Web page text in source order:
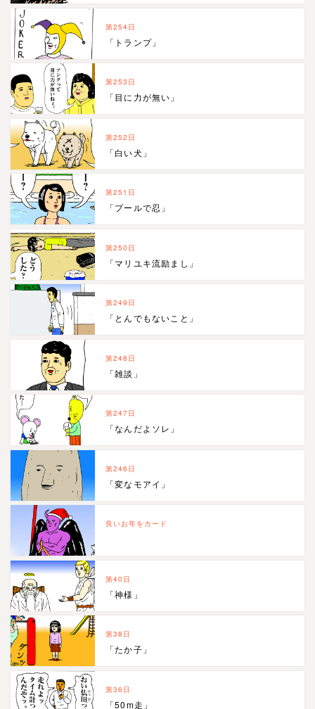
第254日
「トランプ」
第253日
「目に力が無い」
第252日
「白い犬」
第251日
「プールで忍」
第250日
「マリユキ流励まし」
第249日
「とんでもないこと」
第248日
「雑談」
第247日
「なんだよソレ」
第246日
「変なモアイ」
良いお年をカード
第40日
「神様」
第38日
「たか子」
第36日
「50m走」